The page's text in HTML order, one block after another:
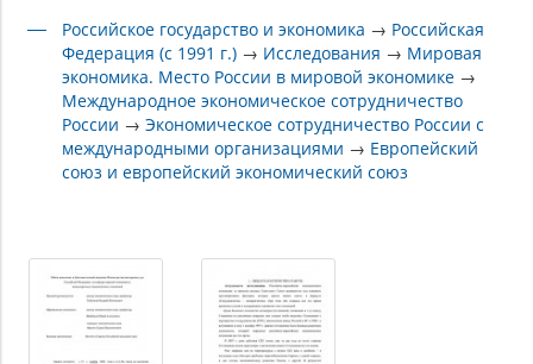
Российское государство и экономика → Российская
Федерация (с 1991 г.) → Исследования → Мировая
экономика. Место России в мировой экономике →
Международное экономическое сотрудничество
России →Экономическое сотрудничество России с
международными организациями → Европейский
союз и европейский экономический союз